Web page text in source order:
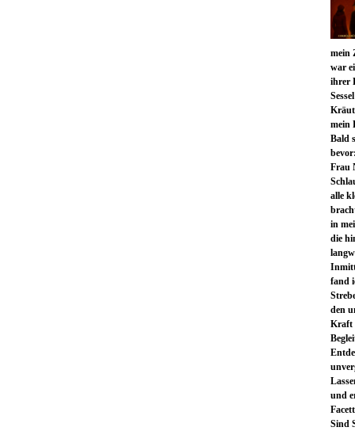
mein
war
ihrer
mein
Bald
Frau
alle
in
die
fand
den
Kraft
und
Sind